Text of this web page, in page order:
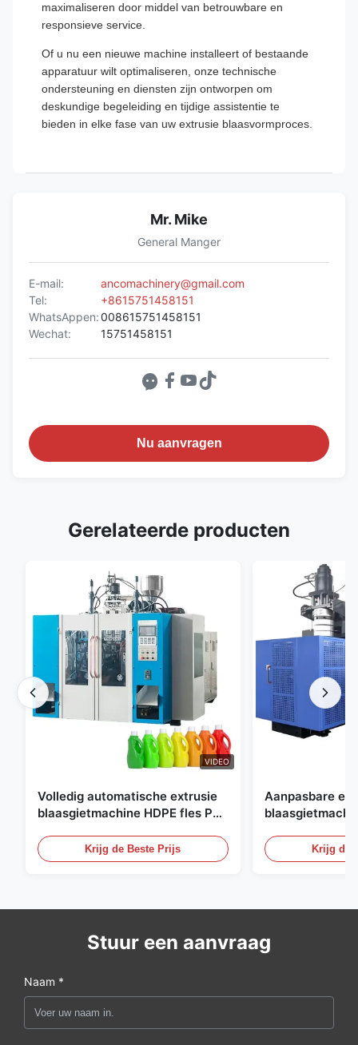
maximaliseren door middel van betrouwbare en
responsieve service.
Of u nu een nieuwe machine installeert of bestaande
apparatuur wilt optimaliseren, onze technische
ondersteuning en diensten zijn ontworpen om
deskundige begeleiding en tijdige assistentie te
bieden in elke fase van uw extrusie blaasvormproces.
Mr. Mike
General Manger
E-mail:
ancomachinery@gmail.com
Tel:
+8615751458151
WhatsAppen:008615751458151
Wechat:
15751458151
Nu aanvragen
Gerelateerde producten
VIDEO
Volledig automatische extrusie
blaasgietmachine HDPE fles Pe
Krijg de Beste Prijs
Aanpasbare
Krijg de
Stuur een aanvraag
Naam *